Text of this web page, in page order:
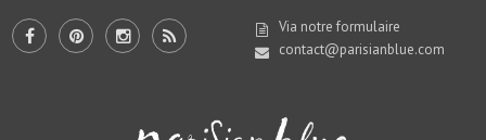
Via notre formulaire
contact@parisianblue.com